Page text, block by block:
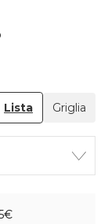
Lista Griglia